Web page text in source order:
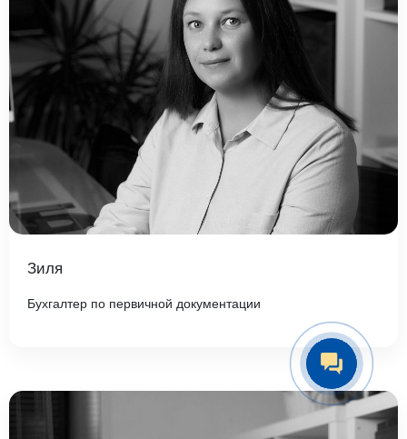
Зиля
Бухгалтер по первичной документации